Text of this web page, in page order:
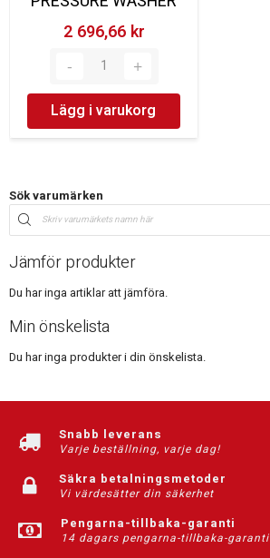
2 696,66 kr‎
Lägg i varukorg
Sök varumärken
Jämför produkter
Du har inga artiklar att jämföra.
Min önskelista
Du har inga produkter i din önskelista.
Snabb leverans
Varje beställning, varje dag!
Säkra betalningsmetoder
Vi värdesätter din säkerhet
Pengarna-tillbaka-garanti
14 dagars pengarna-tillbaka-garanti